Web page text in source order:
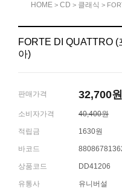
HOME > CD > 클래식 >
FORTE DI QUATTRO (
아)
판매가격 32,700원
소비자가격 40,400원
적립금 1630원
바코드
상품코드 DD41206
유통사 유니버설